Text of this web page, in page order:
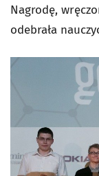
Nagrodę,
odebrała